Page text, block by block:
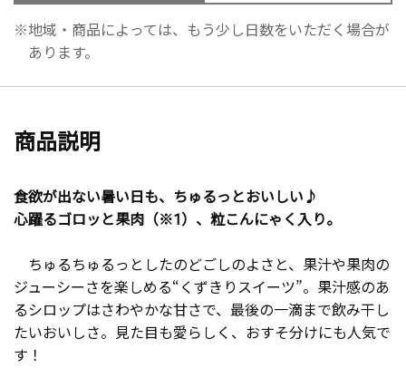
地域・商品によっては、もう少し日数をいただく場合が
あります。
商品説明
食欲が出ない暑い日も、ちゅるっとおいしい♪
心躍るゴロッと果肉（※1）、粒こんにゃく入り。
ちゅるちゅるっとしたのどごしのよさと、果汁や果肉の
ジューシーさを楽しめる“くずきりスイーツ”。果汁感のあ
るシロップはさわやかな甘さで、最後の一滴まで飲み干し
たいおいしさ。見た目も愛らしく、おすそ分けにも人気で
す！